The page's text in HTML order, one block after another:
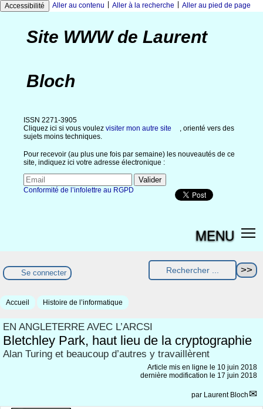
Accessibilité Aller au contenu Aller à la recherche Aller au pied de page
Site WWW de Laurent
Bloch
ISSN 2271-3905
Cliquez ici si vous voulez visiter mon autre site
, orienté vers des
sujets moins techniques.
Pour recevoir (au plus une fois par semaine) les nouveautés de ce
site, indiquez ici votre adresse électronique :
Conformité de l’infolettre au RGPD
MENU
Se connecter
Accueil Histoire de l’informatique
EN ANGLETERRE AVEC L’ARCSI
Bletchley Park, haut lieu de la cryptographie
Alan Turing et beaucoup d’autres y travaillèrent
Article mis en ligne le 10 juin 2018
dernière modification le 17 juin 2018
par Laurent Bloch